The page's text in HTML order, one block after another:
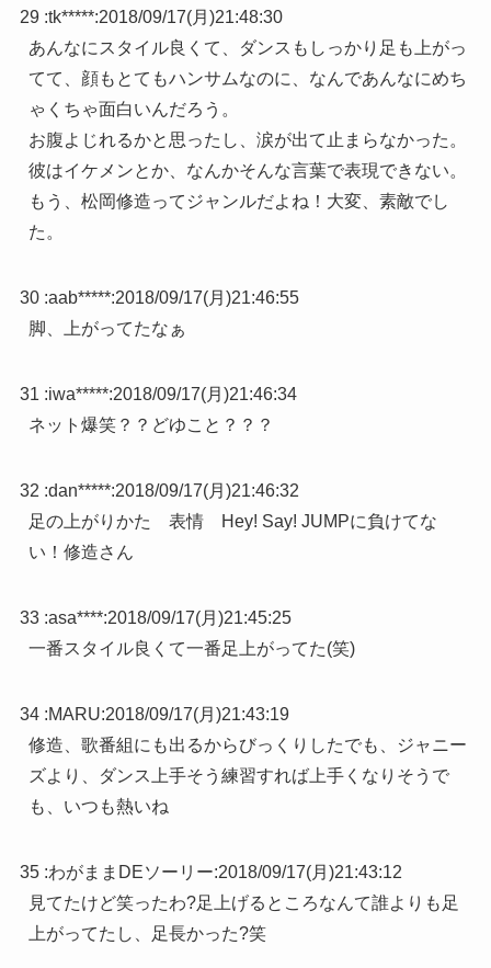
29 :tk*****:2018/09/17(月)21:48:30
あんなにスタイル良くて、ダンスもしっかり足も上がっ
てて、顔もとてもハンサムなのに、なんであんなにめち
ゃくちゃ面白いんだろう。
お腹よじれるかと思ったし、涙が出て止まらなかった。
彼はイケメンとか、なんかそんな言葉で表現できない。
もう、松岡修造ってジャンルだよね！大変、素敵でし
た。
30 :aab*****:2018/09/17(月)21:46:55
脚、上がってたなぁ
31 :iwa*****:2018/09/17(月)21:46:34
ネット爆笑？？どゆこと？？？
32 :dan*****:2018/09/17(月)21:46:32
足の上がりかた 表情 Hey! Say! JUMPに負けてな
い！修造さん
33 :asa****:2018/09/17(月)21:45:25
一番スタイル良くて一番足上がってた(笑)
34 :MARU:2018/09/17(月)21:43:19
修造、歌番組にも出るからびっくりしたでも、ジャニー
ズより、ダンス上手そう練習すれば上手くなりそうで
も、いつも熱いね
35 :わがままDEソーリー:2018/09/17(月)21:43:12
見てたけど笑ったわ?足上げるところなんて誰よりも足
上がってたし、足長かった?笑